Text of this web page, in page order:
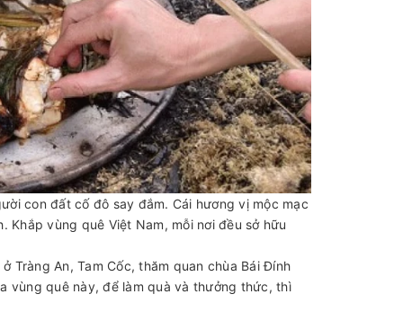
con đất cố đô say đắm. Cái hương vị mộc mạc
vùng quê Việt Nam, mỗi nơi đều sở hữu
Tràng An, Tam Cốc, thăm quan chùa Bái Đính
vùng quê này, để làm quà và thưởng thức, thì